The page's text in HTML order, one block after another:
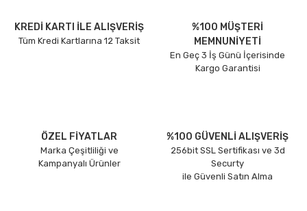
KREDİ KARTI İLE ALIŞVERİŞ
Tüm Kredi Kartlarına 12 Taksit
%100 MÜŞTERİ
MEMNUNİYETİ
En Geç 3 İş Günü İçerisinde
Kargo Garantisi
ÖZEL FİYATLAR
Marka Çeşitliliği ve
Kampanyalı Ürünler
%100 GÜVENLİ ALIŞVERİŞ
256bit SSL Sertifikası ve 3d
Securty
ile Güvenli Satın Alma